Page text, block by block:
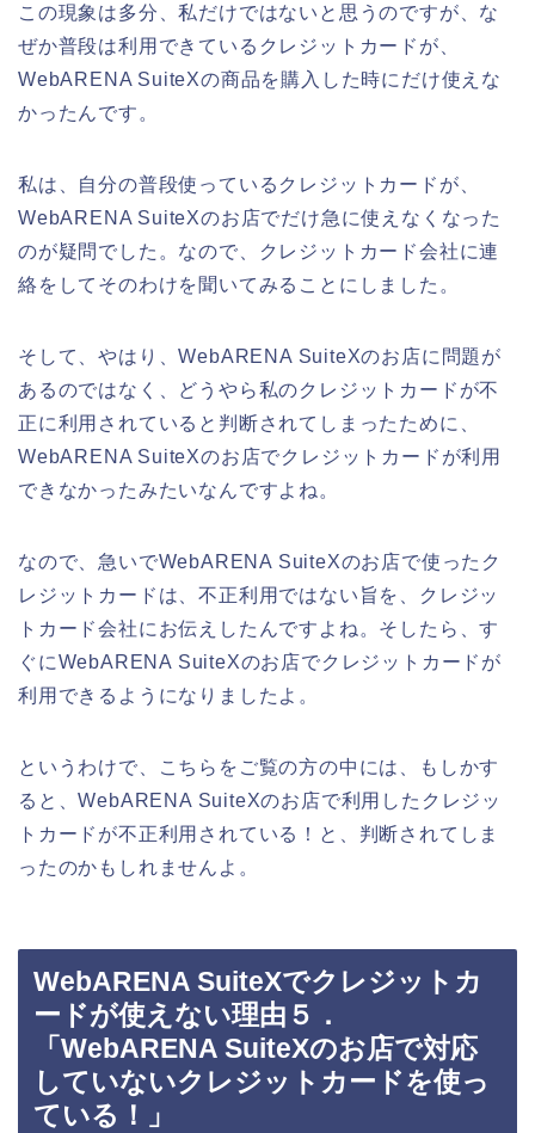
この現象は多分、私だけではないと思うのですが、な
ぜか普段は利用できているクレジットカードが、
WebARENA SuiteXの商品を購入した時にだけ使えな
かったんです。
私は、自分の普段使っているクレジットカードが、
WebARENA SuiteXのお店でだけ急に使えなくなった
のが疑問でした。なので、クレジットカード会社に連
絡をしてそのわけを聞いてみることにしました。
そして、やはり、WebARENA SuiteXのお店に問題が
あるのではなく、どうやら私のクレジットカードが不
正に利用されていると判断されてしまったために、
WebARENA SuiteXのお店でクレジットカードが利用
できなかったみたいなんですよね。
なので、急いでWebARENA SuiteXのお店で使ったク
レジットカードは、不正利用ではない旨を、クレジッ
トカード会社にお伝えしたんですよね。そしたら、す
ぐにWebARENA SuiteXのお店でクレジットカードが
利用できるようになりましたよ。
というわけで、こちらをご覧の方の中には、もしかす
ると、WebARENA SuiteXのお店で利用したクレジッ
トカードが不正利用されている！と、判断されてしま
ったのかもしれませんよ。
WebARENA SuiteXでクレジットカ
ードが使えない理由５．
「WebARENA SuiteXのお店で対応
していないクレジットカードを使っ
ている！」